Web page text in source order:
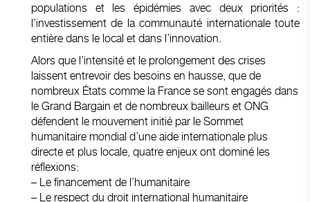
populations et les épidémies avec deux priorités :
l’investissement de la communauté internationale toute
entière dans le local et dans l’innovation.
Alors que l’intensité et le prolongement des crises
laissent entrevoir des besoins en hausse, que de
nombreux États comme la France se sont engagés dans
le Grand Bargain et de nombreux bailleurs et ONG
défendent le mouvement initié par le Sommet
humanitaire mondial d’une aide internationale plus
directe et plus locale, quatre enjeux ont dominé les
réflexions:
– Le financement de l’humanitaire
– Le respect du droit international humanitaire